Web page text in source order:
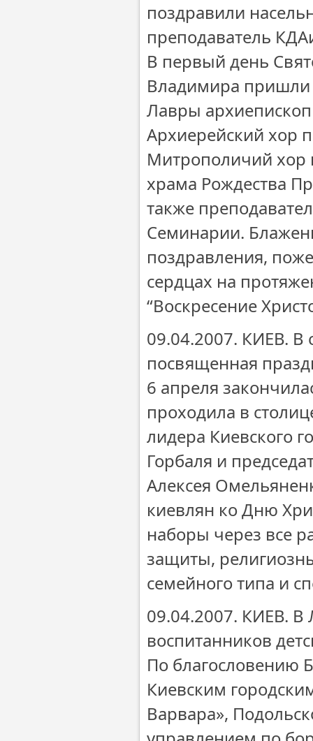
поздравили
преподаватель
В первый день
Владимира пришли
Лавры
Архиерейский хор
Митрополичий хор
храма Рождества
также
Семинарии.
поздравления,
сердцах на
“Воскресение
09.04.2007. КИЕВ. В
посвященная
6 апреля
проходила в
лидера Киевского
Горбаля и
Алексея
киевлян ко Дню
наборы через все
защиты,
семейного типа и
09.04.2007. КИЕВ. В
воспитанников
По благословению
Киевским
Варвара»,